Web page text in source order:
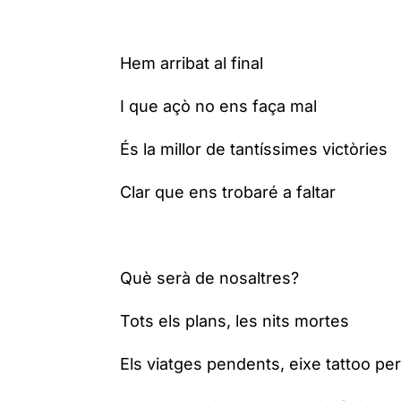
Hem arribat al final
I que açò no ens faça mal
És la millor de tantíssimes victòries
Clar que ens trobaré a faltar
Què serà de nosaltres?
Tots els plans, les nits mortes
Els viatges pendents, eixe tattoo